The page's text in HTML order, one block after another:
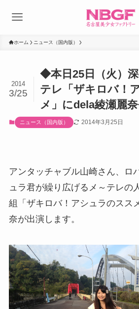
ホーム ニュース（国内版）
◆本日25日（火）
テレ「ザキロバ！
メ」にdela綾瀬麗奈
2014
3/25
ニュース（国内版） 2014年3月25日
アンタッチャブル山崎さん、ロ
ュラ君が繰り広げるメ～テレの
組「ザキロバ！アシュラのスス
奈が出演します。